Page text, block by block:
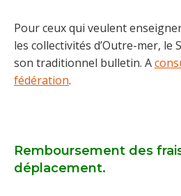
Pour ceux qui veulent
les collectivités d’Outre-mer, le
son traditionnel bulletin. A
fédération.
Remboursement des
déplacement.